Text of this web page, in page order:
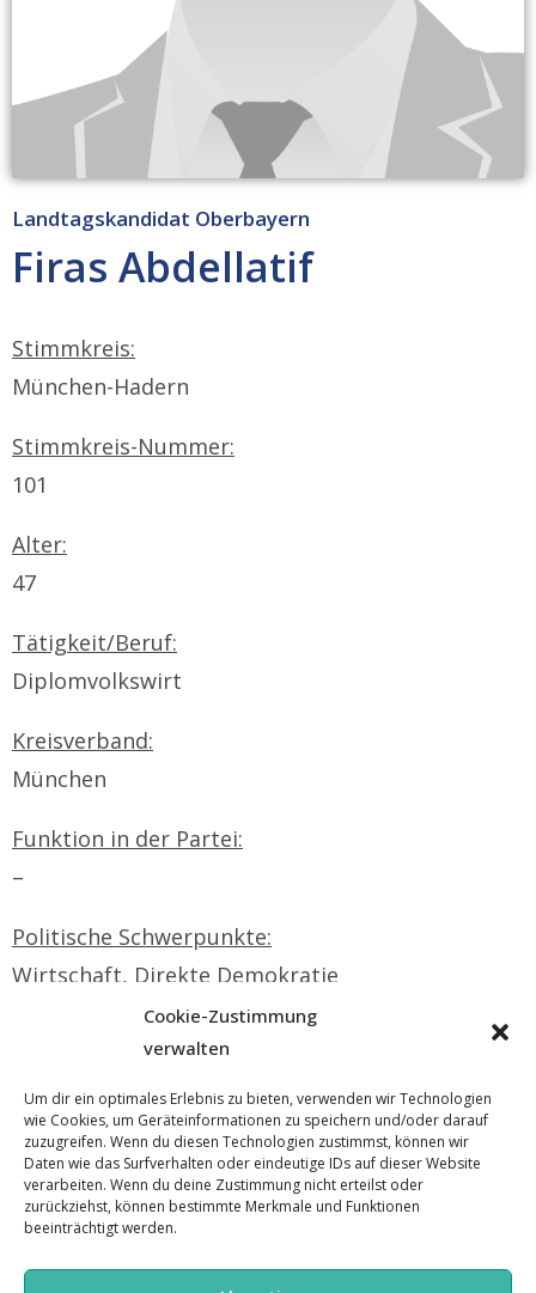
Cookie-Zustimmung
verwalten
Um dir ein optimales Erlebnis zu bieten, verwenden wir Technologien
wie Cookies, um Geräteinformationen zu speichern und/oder darauf
zuzugreifen. Wenn du diesen Technologien zustimmst, können wir
Daten wie das Surfverhalten oder eindeutige IDs auf dieser Website
verarbeiten. Wenn du deine Zustimmung nicht erteilst oder
zurückziehst, können bestimmte Merkmale und Funktionen
beeinträchtigt werden.
Landtagskandidat Oberbayern
Firas Abdellatif
Stimmkreis:
München-Hadern
Stimmkreis-Nummer:
101
Alter:
47
Tätigkeit/Beruf:
Diplomvolkswirt
Kreisverband:
München
Funktion in der Partei:
–
Politische Schwerpunkte:
Wirtschaft, Direkte Demokratie
Hobbies, sonstige Interessen:
Webseite:
E-Mail:
firas.abdellatif@diebasis-bayern.de